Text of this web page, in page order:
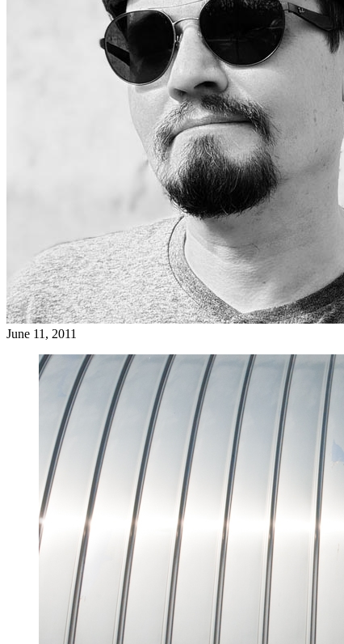
June 11, 2011